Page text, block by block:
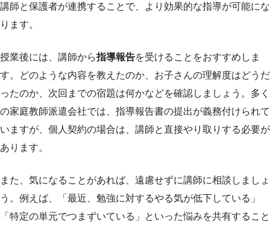
講師と保護者が連携することで、より効果的な指導が可能にな
ります。
授業後には、講師から指導報告を受けることをおすすめしま
す。どのような内容を教えたのか、お子さんの理解度はどうだ
ったのか、次回までの宿題は何かなどを確認しましょう。多く
の家庭教師派遣会社では、指導報告書の提出が義務付けられて
いますが、個人契約の場合は、講師と直接やり取りする必要が
あります。
また、気になることがあれば、遠慮せずに講師に相談しましょ
う。例えば、「最近、勉強に対するやる気が低下している」
「特定の単元でつまずいている」といった悩みを共有すること